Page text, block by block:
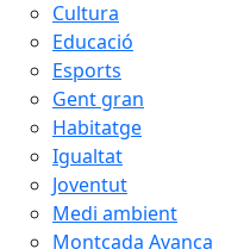
Cultura
Educació
Esports
Gent gran
Habitatge
Igualtat
Joventut
Medi ambient
Montcada Avança